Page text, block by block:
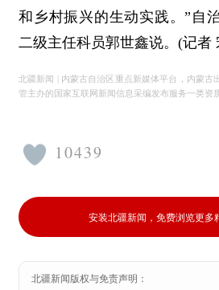
和乡村振兴的生动实践。”自
二级主任科员郭世鑫说。(记者
北疆新闻 | 内蒙古自治区重点新媒体平台，内蒙古
管主办的国家互联网新闻信息采编发布服务一类资
10439
安装北疆新闻，免费浏览更多
北疆新闻版权与免责声明：